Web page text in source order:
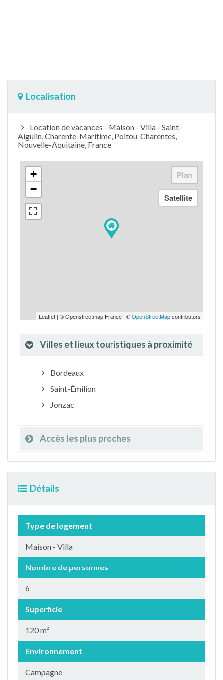
Localisation
Location de vacances - Maison - Villa - Saint-
Aigulin, Charente-Maritime, Poitou-Charentes,
Nouvelle-Aquitaine, France
+
−
Leaflet | © Openstreetmap France | ©OpenStreetMapcontributors
Villes et lieux touristiques à proximité
Bordeaux
Saint-Émilion
Jonzac
Accès les plus proches
Détails
Type de logement
Maison - Villa
Nombre de personnes
6
Superficie
120 m²
Environnement
Campagne